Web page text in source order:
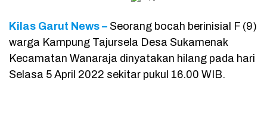
Kilas Garut News – Seorang bocah berinisial F (9)
warga Kampung Tajursela Desa Sukamenak
Kecamatan Wanaraja dinyatakan hilang pada hari
Selasa 5 April 2022 sekitar pukul 16.00 WIB.